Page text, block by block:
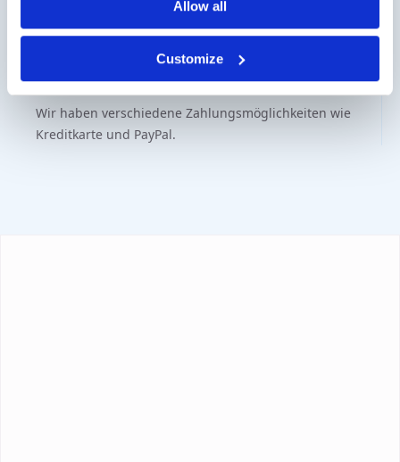
Allow all
Customize
Kontakt über info@medi-sense.nl oder +31 (0)6 27899756
Sichere Bezahlung
Wir haben verschiedene Zahlungsmöglichkeiten wie
Kreditkarte und PayPal.